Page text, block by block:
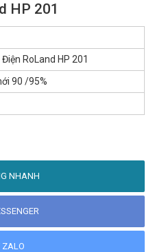
HP 201
RoLand HP 201
90 /95%
NHANH
ZALO